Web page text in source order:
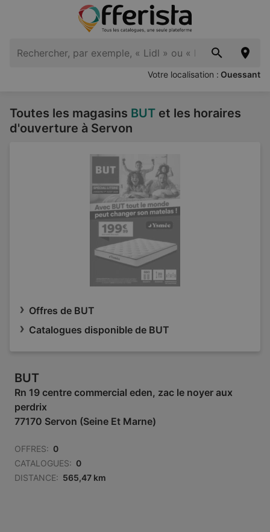
Votre localisation : Ouessant
Toutes les magasins BUT et les horaires
d'ouverture à Servon
Offres de BUT
Catalogues disponible de BUT
BUT
Rn 19 centre commercial eden, zac le noyer aux
perdrix
77170 Servon (Seine Et Marne)
OFFRES: 0
CATALOGUES: 0
DISTANCE: 565,47 km